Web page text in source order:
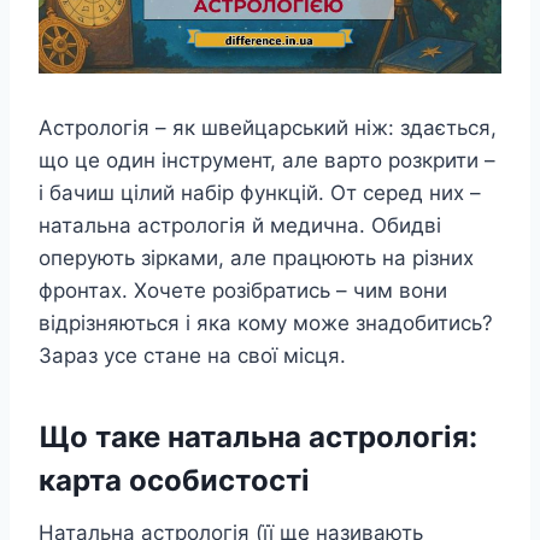
Астрологія – як швейцарський ніж: здається,
що це один інструмент, але варто розкрити –
і бачиш цілий набір функцій. От серед них –
натальна астрологія й медична. Обидві
оперують зірками, але працюють на різних
фронтах. Хочете розібратись – чим вони
відрізняються і яка кому може знадобитись?
Зараз усе стане на свої місця.
Що таке натальна астрологія:
карта особистості
Натальна астрологія (її ще називають